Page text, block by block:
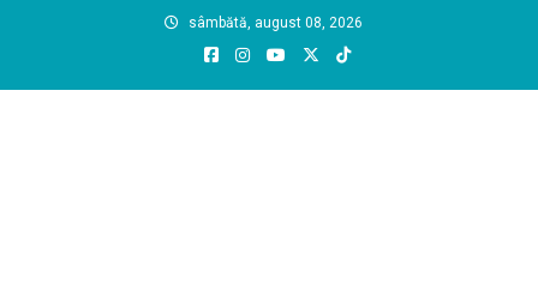
sâmbătă, august 08, 2026